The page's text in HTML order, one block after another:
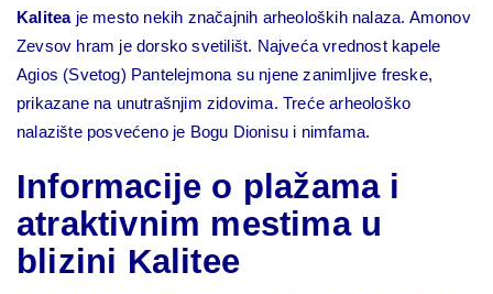
Kalitea je mesto nekih značajnih arheoloških nalaza. Amonov
Zevsov hram je dorsko svetilišt. Najveća vrednost kapele
Agios (Svetog) Pantelejmona su njene zanimljive freske,
prikazane na unutrašnjim zidovima. Treće arheološko
nalazište posvećeno je Bogu Dionisu i nimfama.
Informacije o plažama i
atraktivnim mestima u
blizini Kalitee